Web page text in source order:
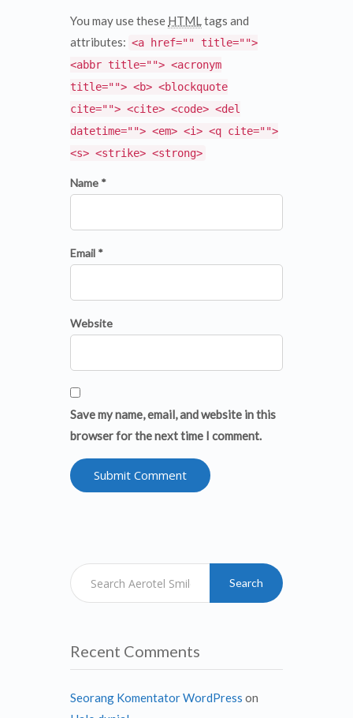
You may use these HTMLtags and
attributes: <a href="" title="">
<abbr title=""> <acronym
title=""> <b> <blockquote
cite=""> <cite> <code> <del
datetime=""> <em> <i> <q cite="">
<s> <strike> <strong>
Name *
Email *
Website
Save my name, email, and website in this
browser for the next time I comment.
Search
Recent Comments
Seorang Komentator WordPress on